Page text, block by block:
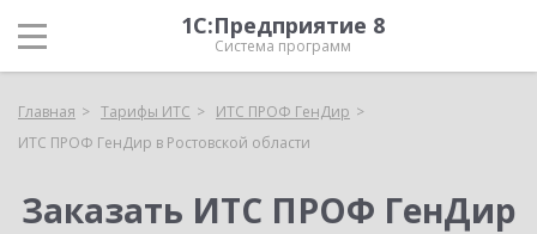
1С:Предприятие 8
Система программ
Главная Тарифы ИТС
ИТС ПРОФ ГенДир
ИТС ПРОФ ГенДир в Ростовской области
Заказать ИТС ПРОФ ГенДир